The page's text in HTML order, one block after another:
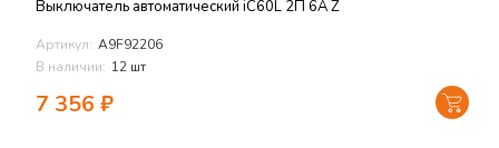
Выключатель автоматический iC60L 2П 6A Z
Артикул: A9F92206
В наличии: 12 шт
7 356 ₽